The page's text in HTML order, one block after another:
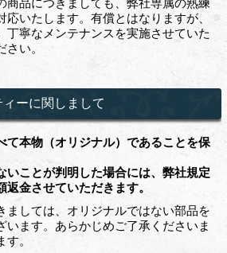
商品につきましても、弊社専属の熟練
いたします。有償とはなりますが、
丁寧なメンテナンスを実施させていた
い。
ーに関しまして
て本物（オリジナル）であることを保
いことが判明した場合には、弊社規定
金させていただきます。
ましては、オリジナルではない部品を
います。あらかじめご了承くださいま
。